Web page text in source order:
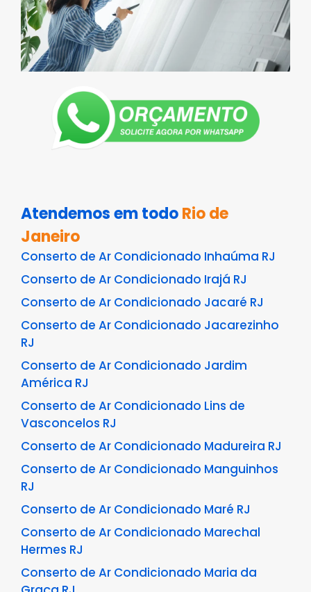
Atendemos em todoRio de
Janeiro
Conserto de Ar Condicionado Inhaúma RJ
Conserto de Ar Condicionado Irajá RJ
Conserto de Ar Condicionado Jacaré RJ
Conserto de Ar Condicionado Jacarezinho
RJ
Conserto de Ar Condicionado Jardim
América RJ
Conserto de Ar Condicionado Lins de
Vasconcelos RJ
Conserto de Ar Condicionado Madureira RJ
Conserto de Ar Condicionado Manguinhos
RJ
Conserto de Ar Condicionado Maré RJ
Conserto de Ar Condicionado Marechal
Hermes RJ
Conserto de Ar Condicionado Maria da